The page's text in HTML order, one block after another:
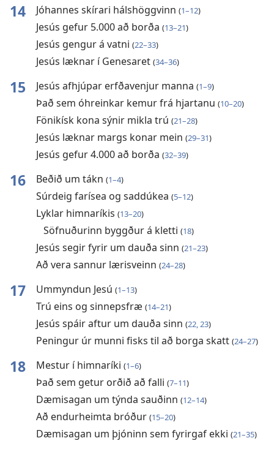
14 Jóhannes skírari hálshöggvinn (1–12)
Jesús gefur 5.000 að borða (13–21)
Jesús gengur á vatni (22–33)
Jesús læknar í Genesaret (34–36)
15 Jesús afhjúpar erfðavenjur manna (1–9)
Það sem óhreinkar kemur frá hjartanu (10–20)
Fönikísk kona sýnir mikla trú (21–28)
Jesús læknar margs konar mein (29–31)
Jesús gefur 4.000 að borða (32–39)
16 Beðið um tákn (1–4)
Súrdeig farísea og saddúkea (5–12)
Lyklar himnaríkis (13–20)
Söfnuðurinn byggður á kletti (18)
Jesús segir fyrir um dauða sinn (21–23)
Að vera sannur lærisveinn (24–28)
17 Ummyndun Jesú (1–13)
Trú eins og sinnepsfræ (14–21)
Jesús spáir aftur um dauða sinn (22, 23)
Peningur úr munni fisks til að borga skatt (24–27)
18 Mestur í himnaríki (1–6)
Það sem getur orðið að falli (7–11)
Dæmisagan um týnda sauðinn (12–14)
Að endurheimta bróður (15–20)
Dæmisagan um þjóninn sem fyrirgaf ekki (21–35)